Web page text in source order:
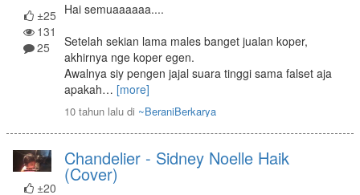
±25
131
25
Hai semuaaaaaa....
Setelah sekian lama males banget jualan koper,
akhirnya nge koper egen.
Awalnya siy pengen jajal suara tinggi sama falset aja
apakah… [more]
10 tahun laludi ~BeraniBerkarya
±20
Chandelier - Sidney Noelle Haik
(Cover)